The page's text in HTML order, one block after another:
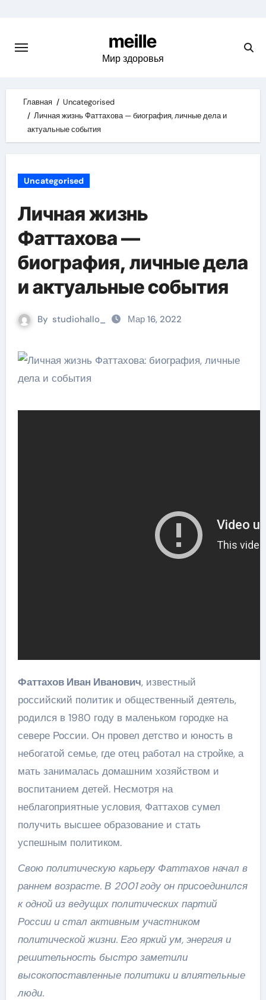
content
meille
Мир здоровья
Главная
Uncategorised
Личная жизнь Фаттахова — биография, личные дела и
актуальные события
Uncategorised
Личная жизнь
Фаттахова —
биография, личные дела
и актуальные события
By studiohallo_ Мар 16, 2022
Фаттахов Иван Иванович, известный
российский политик и общественный деятель,
родился в 1980 году в маленьком городке на
севере России. Он провел детство и юность в
небогатой семье, где отец работал на стройке, а
мать занималась домашним хозяйством и
воспитанием детей. Несмотря на
неблагоприятные условия, Фаттахов сумел
получить высшее образование и стать
успешным политиком.
Свою политическую карьеру Фаттахов начал в
раннем возрасте. В 2001 году он присоединился
к одной из ведущих политических партий
России и стал активным участником
политической жизни. Его яркий ум, энергия и
решительность быстро заметили
высокопоставленные политики и влиятельные
люди.